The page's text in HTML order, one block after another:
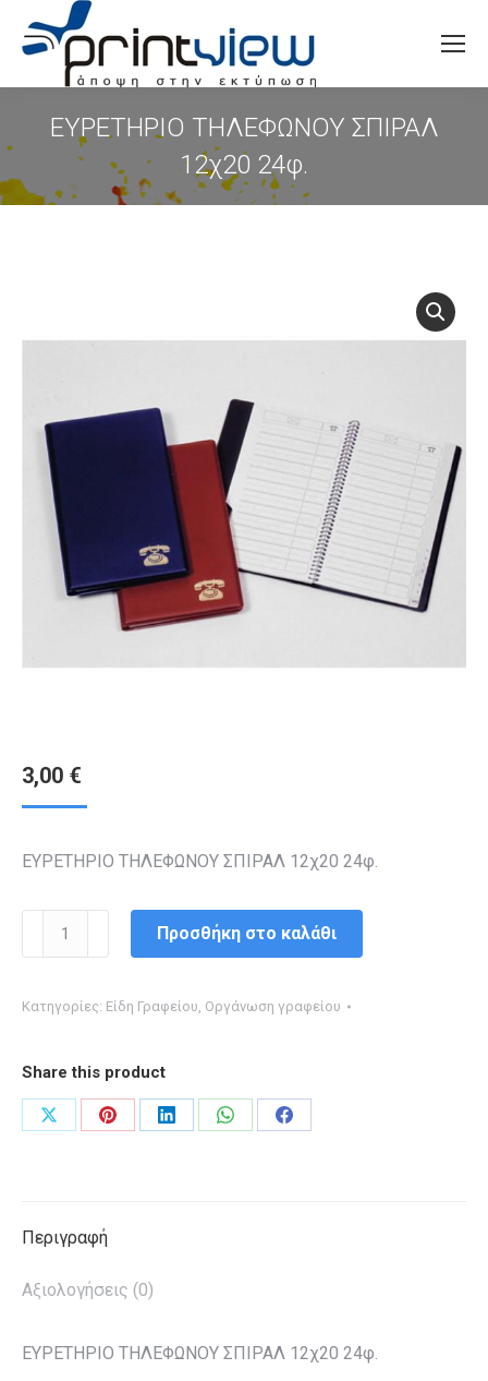
Search:
ΕΥΡΕΤΗΡΙΟ ΤΗΛΕΦΩΝΟΥ ΣΠΙΡΑΛ
12χ20 24φ.
You are here:
3,00 €
ΕΥΡΕΤΗΡΙΟ ΤΗΛΕΦΩΝΟΥ ΣΠΙΡΑΛ 12χ20 24φ.
ΕΥΡΕΤΗΡΙΟ
ΤΗΛΕΦΩΝΟΥ
12χ20
ποσότητα
Προσθήκη στο καλάθι
Κατηγορίες: Είδη Γραφείου, Οργάνωση γραφείου
Share this product
Share
Share
Share
Share
Share
Περιγραφή
Αξιολογήσεις (0)
ΕΥΡΕΤΗΡΙΟ ΤΗΛΕΦΩΝΟΥ ΣΠΙΡΑΛ 12χ20 24φ.